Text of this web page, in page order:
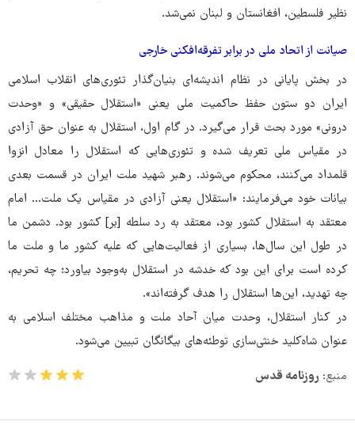
نظیر فلسطین، افغانستان و لبنان نمی‌شد.
صیانت از اتحاد ملی در برابر تفرقه‌افکنی خارجی
در بخش پایانی در نظام اندیشه‌ای بنیان‌گذار تئوری‌های انقلاب اسلامی
ایران دو ستون حفظ حاکمیت ملی یعنی «استقلال حقیقی» و «وحدت
درونی» مورد بحث قرار می‌گیرد. در گام اول، استقلال به عنوان حق آزادی
در مقیاس ملی تعریف شده و تئوری‌هایی که استقلال را معادل انزوا
قلمداد می‌کنند، محکوم می‌شوند. رهبر شهید ملت ایران در قسمت بعدی
بیانات خود می‌فرمایند: «استقلال یعنی آزادی در مقیاس یک ملت... امام
معتقد به استقلال کشور بود، معتقد به رد سلطه‌ [بر] کشور بود. دشمن ما
در طول این سال‌ها، بسیاری از فعالیت‌هایی که علیه کشور ما و ملت ما
کرده است برای این بود که خدشه‌ در استقلال به‌وجود بیاورد؛ چه تحریم،
چه تهدید، این‌ها استقلال را هدف گرفته‌اند».
در کنار استقلال، وحدت میان آحاد ملت و مذاهب مختلف اسلامی به
عنوان شاه‌کلید خنثی‌سازی توطئه‌های بیگانگان تبیین می‌شود.
منبع: روزنامه قدس